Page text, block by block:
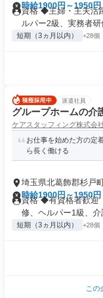
時給1900円～1950円
資格 ◆主婦・主夫活
ルパー2級、実務者研
短期（3ヵ月以内） +28個
派遣社員
グループホームの介
ケアスタッフィング株式会
お仕事を始めた方の定
ら長く働ける
埼玉県北葛飾郡杉戸
時給1900円～1950円
資格 ◆有資格者歓迎
修、ヘルパー1級、介
短期（3ヵ月以内） +28個
この